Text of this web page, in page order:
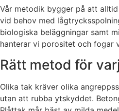
Vår metodik bygger på att
vid behov med
biologiska beläggningar samt
hanterar vi porositet och fogar
Rätt metod för
Olika tak kräver olika
utan att rubba ytskyddet.